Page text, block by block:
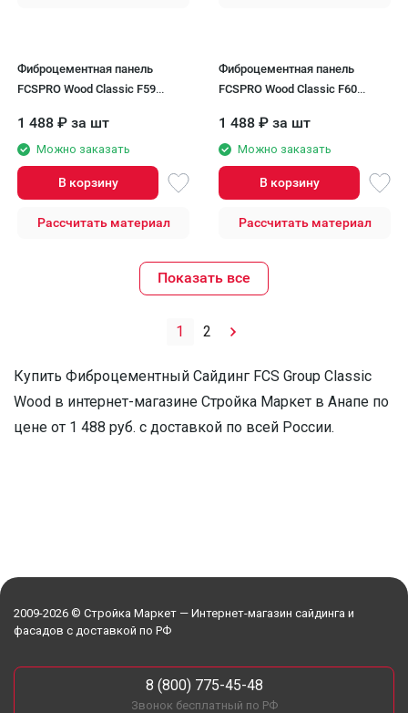
Фиброцементная панель
FCSPRO Wood Classic F59
1 488 ₽ за шт
Можно заказать
В корзину
Рассчитать материал
Фиброцементная панель
FCSPRO Wood Classic F60
1 488 ₽ за шт
Можно заказать
В корзину
Рассчитать материал
Показать все
1 2
Купить Фиброцементный Сайдинг FCS Group Classic
Wood в интернет-магазине Стройка Маркет в Анапе по
цене от 1 488 руб. с доставкой по всей России.
2009-2026 © Стройка Маркет — Интернет-магазин сайдинга и
фасадов с доставкой по РФ
8 (800) 775-45-48
Звонок бесплатный по РФ